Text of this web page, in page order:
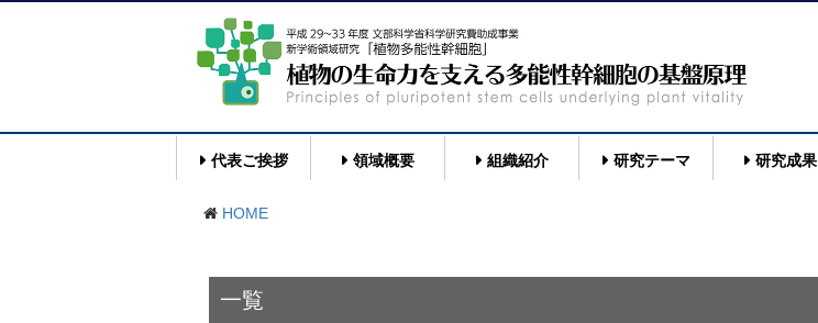
代表ご挨拶 領域概要 組織紹介 研究テーマ 研究成果
HOME
一覧